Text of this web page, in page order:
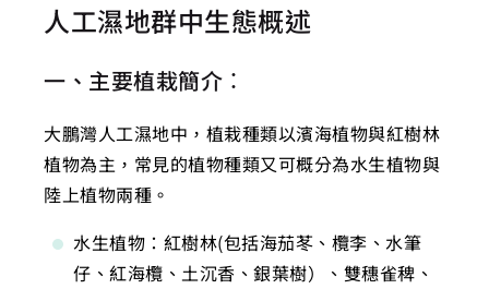
人工濕地群中生態概述
一、主要植栽簡介：
大鵬灣人工濕地中，植栽種類以濱海植物與紅樹林
植物為主，常見的植物種類又可概分為水生植物與
陸上植物兩種。
水生植物：紅樹林(包括海茄苳、欖李、水筆
仔、紅海欖、土沉香、銀葉樹）、雙穗雀稗、